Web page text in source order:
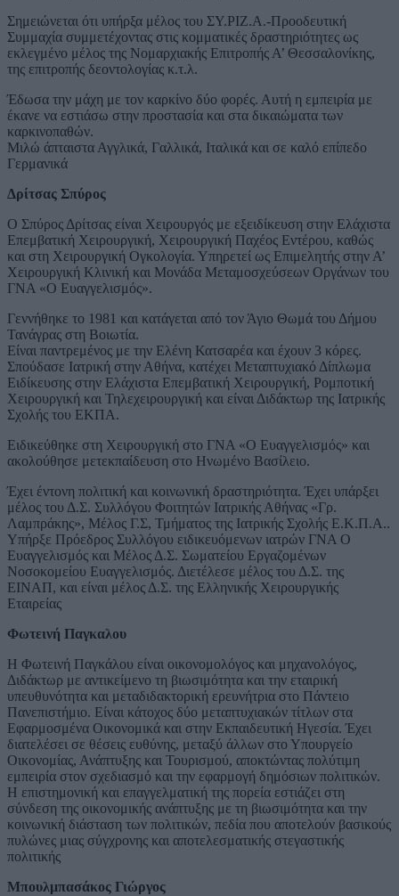
Σημειώνεται ότι υπήρξα μέλος του ΣΥ.ΡΙΖ.Α.-Προοδευτική
Συμμαχία συμμετέχοντας στις κομματικές δραστηριότητες ως
εκλεγμένο μέλος της Νομαρχιακής Επιτροπής Α’ Θεσσαλονίκης,
της επιτροπής δεοντολογίας κ.τ.λ.
Έδωσα την μάχη με τον καρκίνο δύο φορές. Αυτή η εμπειρία με
έκανε να εστιάσω στην προστασία και στα δικαιώματα των
καρκινοπαθών.
Μιλώ άπταιστα Αγγλικά, Γαλλικά, Ιταλικά και σε καλό επίπεδο
Γερμανικά
Δρίτσας Σπύρος
Ο Σπύρος Δρίτσας είναι Χειρουργός με εξειδίκευση στην Ελάχιστα
Επεμβατική Χειρουργική, Χειρουργική Παχέος Εντέρου, καθώς
και στη Χειρουργική Ογκολογία. Υπηρετεί ως Επιμελητής στην Α’
Χειρουργική Κλινική και Μονάδα Μεταμοσχεύσεων Οργάνων του
ΓΝΑ «Ο Ευαγγελισμός».
Γεννήθηκε το 1981 και κατάγεται από τον Άγιο Θωμά του Δήμου
Τανάγρας στη Βοιωτία.
Είναι παντρεμένος με την Ελένη Κατσαρέα και έχουν 3 κόρες.
Σπούδασε Ιατρική στην Αθήνα, κατέχει Μεταπτυχιακό Δίπλωμα
Ειδίκευσης στην Ελάχιστα Επεμβατική Χειρουργική, Ρομποτική
Χειρουργική και Τηλεχειρουργική και είναι Διδάκτωρ της Ιατρικής
Σχολής του ΕΚΠΑ.
Ειδικεύθηκε στη Χειρουργική στο ΓΝΑ «Ο Ευαγγελισμός» και
ακολούθησε μετεκπαίδευση στο Ηνωμένο Βασίλειο.
Έχει έντονη πολιτική και κοινωνική δραστηριότητα. Έχει υπάρξει
μέλος του Δ.Σ. Συλλόγου Φοιτητών Ιατρικής Αθήνας «Γρ.
Λαμπράκης», Mέλος Γ.Σ, Τμήματος της Ιατρικής Σχολής Ε.Κ.Π.Α..
Υπήρξε Πρόεδρος Συλλόγου ειδικευόμενων ιατρών ΓΝΑ Ο
Ευαγγελισμός και Μέλος Δ.Σ. Σωματείου Εργαζομένων
Νοσοκομείου Ευαγγελισμός. Διετέλεσε μέλος του Δ.Σ. της
ΕΙΝΑΠ, και είναι μέλος Δ.Σ. της Ελληνικής Χειρουργικής
Εταιρείας
Φωτεινή Παγκαλου
Η Φωτεινή Παγκάλου είναι οικονομολόγος και μηχανολόγος,
Διδάκτωρ με αντικείμενο τη βιωσιμότητα και την εταιρική
υπευθυνότητα και μεταδιδακτορική ερευνήτρια στο Πάντειο
Πανεπιστήμιο. Είναι κάτοχος δύο μεταπτυχιακών τίτλων στα
Εφαρμοσμένα Οικονομικά και στην Εκπαιδευτική Ηγεσία. Έχει
διατελέσει σε θέσεις ευθύνης, μεταξύ άλλων στο Υπουργείο
Οικονομίας, Ανάπτυξης και Τουρισμού, αποκτώντας πολύτιμη
εμπειρία στον σχεδιασμό και την εφαρμογή δημόσιων πολιτικών.
Η επιστημονική και επαγγελματική της πορεία εστιάζει στη
σύνδεση της οικονομικής ανάπτυξης με τη βιωσιμότητα και την
κοινωνική διάσταση των πολιτικών, πεδία που αποτελούν βασικούς
πυλώνες μιας σύγχρονης και αποτελεσματικής στεγαστικής
πολιτικής
Μπουλμπασάκος Γιώργος